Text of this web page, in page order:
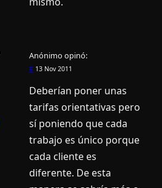
Anónimo opinó:
#13 Nov 2011
Deberían poner unas
tarifas orientativas pero
sí poniendo que cada
trabajo es único porque
cada cliente es
diferente. De esta